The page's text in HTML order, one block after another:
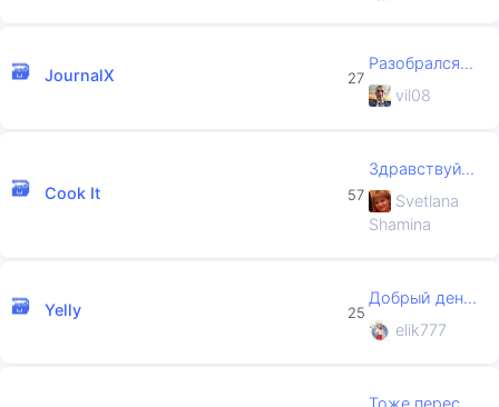
JournalX 27
Разобрался. Все было в плагине Sp...
vil08
Cook It 57
Здравствуйте. Сайт с установленно...
Svetlana
Shamina
Yelly 25
Добрый день! Почему нельзя скачат...
elik777